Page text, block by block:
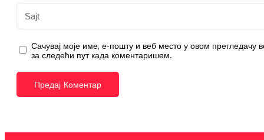
Сачувај моје име, е-пошту и веб место у овом прегледачу
за следећи пут када коментаришем.